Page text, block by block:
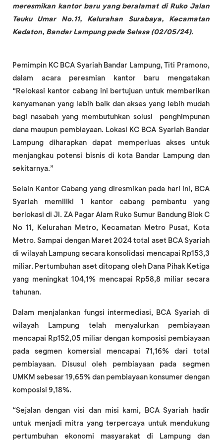
meresmikan kantor baru yang beralamat di Ruko Jalan
Teuku Umar No.11, Kelurahan Surabaya, Kecamatan
Kedaton, Bandar Lampung pada Selasa (02/05/24).
Pemimpin KC BCA Syariah Bandar Lampung, Titi Pramono,
dalam acara peresmian kantor baru mengatakan
“Relokasi kantor cabang ini bertujuan untuk memberikan
kenyamanan yang lebih baik dan akses yang lebih mudah
bagi nasabah yang membutuhkan solusi penghimpunan
dana maupun pembiayaan. Lokasi KC BCA Syariah Bandar
Lampung diharapkan dapat memperluas akses untuk
menjangkau potensi bisnis di kota Bandar Lampung dan
sekitarnya.”
Selain Kantor Cabang yang diresmikan pada hari ini, BCA
Syariah memiliki 1 kantor cabang pembantu yang
berlokasi di Jl. ZA Pagar Alam Ruko Sumur Bandung Blok C
No 11, Kelurahan Metro, Kecamatan Metro Pusat, Kota
Metro. Sampai dengan Maret 2024 total aset BCA Syariah
di wilayah Lampung secara konsolidasi mencapai Rp153,3
miliar. Pertumbuhan aset ditopang oleh Dana Pihak Ketiga
yang meningkat 104,1% mencapai Rp58,8 miliar secara
tahunan.
Dalam menjalankan fungsi intermediasi, BCA Syariah di
wilayah Lampung telah menyalurkan pembiayaan
mencapai Rp152,05 miliar dengan komposisi pembiayaan
pada segmen komersial mencapai 71,16% dari total
pembiayaan. Disusul oleh pembiayaan pada segmen
UMKM sebesar 19,65% dan pembiayaan konsumer dengan
komposisi 9,18%.
“Sejalan dengan visi dan misi kami, BCA Syariah hadir
untuk menjadi mitra yang terpercaya untuk mendukung
pertumbuhan ekonomi masyarakat di Lampung dan